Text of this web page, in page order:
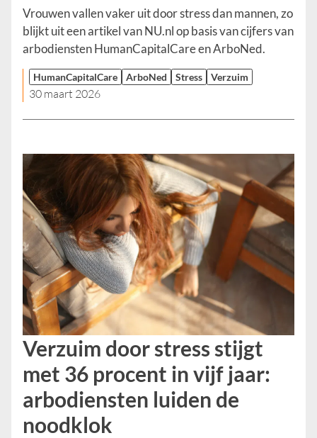
Vrouwen vallen vaker uit door stress dan mannen, zo
blijkt uit een artikel van NU.nl op basis van cijfers van
arbodiensten HumanCapitalCare en ArboNed.
HumanCapitalCare ArboNed Stress Verzuim
30 maart 2026
Verzuim door stress stijgt
met 36 procent in vijf jaar:
arbodiensten luiden de
noodklok